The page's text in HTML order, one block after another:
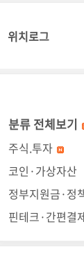
위치로그
분류 전체보기
주식.투자
코인·가상자산
정부지원금·정
핀테크·간편결